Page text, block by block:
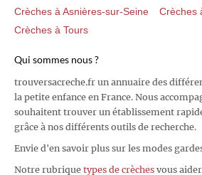
Crèches à Asnières-sur-Seine
Crèches
Crèches à Tours
Qui sommes nous ?
trouversacreche.fr un annuaire des
la petite enfance en France. Nous
souhaitent trouver un établissement
grâce à nos différents outils de recherche.
Envie d'en savoir plus sur les modes
Notre rubrique types de crèches vous